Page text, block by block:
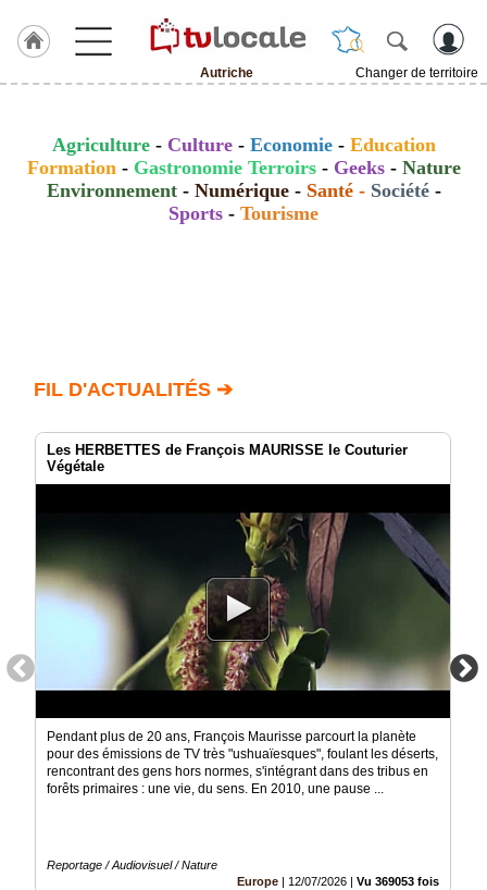
Autriche
Changer de territoire
ACCUEIL
Autriche
Gazette
Vidéos
groupe
Inscription
annuaire
Agriculture- Culture - Economie- Education
Formation- Gastronomie Terroirs- Geeks- Nature
Environnement- Numérique- Santé- Société-
Sports - Tourisme
FIL D'ACTUALITÉS ➔
Les HERBETTES de François MAURISSE le Couturier
Végétale
Pendant plus de 20 ans, François Maurisse parcourt la planète
pour des émissions de TV très "ushuaïesques", foulant les déserts,
rencontrant des gens hors normes, s'intégrant dans des tribus en
forêts primaires : une vie, du sens. En 2010, une pause ...
Reportage / Audiovisuel / Nature
Europe
12/07/2026 Vu 369053 fois